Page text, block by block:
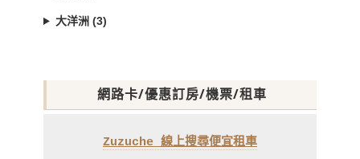
大洋洲 (3)
網路卡/優惠訂房/機票/租車
Zuzuche 線上搜尋便宜租車